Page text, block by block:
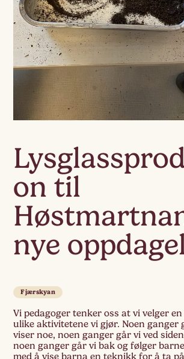
on til
nye
Fjærskyan
Vi pedagoger tenker oss at vi velger
ulike aktivitetene vi gjør. Noen ganger
viser noe, noen ganger går vi ved
noen ganger går vi bak og følger
med å vise barna en teknikk for å ta